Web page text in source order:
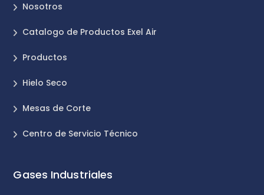
Nosotros
Catalogo de Productos Exel Air
Productos
Hielo Seco
Mesas de Corte
Centro de Servicio Técnico
Gases Industriales